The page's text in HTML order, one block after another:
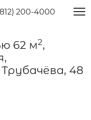
200-4000
62 м2,
48